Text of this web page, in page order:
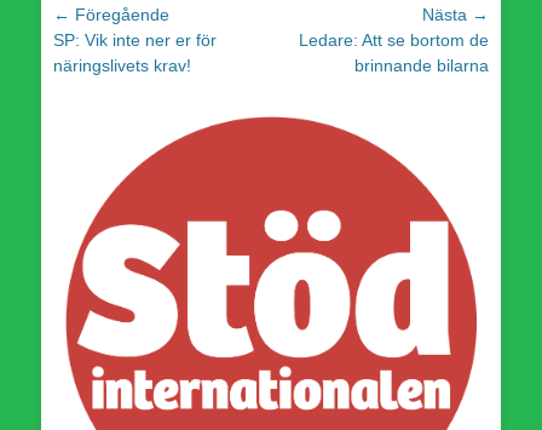
Inläggsnavigering
← Föregående
Föregående
inlägg:
SP: Vik inte ner er för
näringslivets krav!
Nästa →
NästaLedare: Att se bortom de
brinnande bilarna